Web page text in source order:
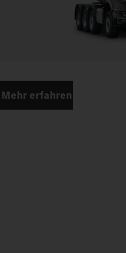
Mehr erfahren